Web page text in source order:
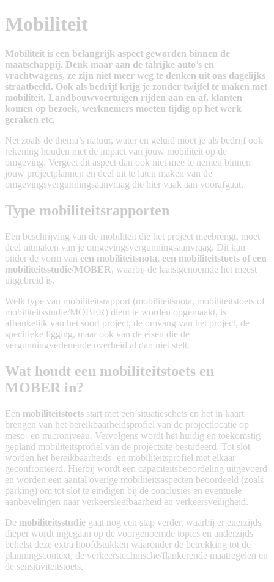
Mobiliteit
Mobiliteit is een belangrijk aspect geworden binnen de
maatschappij. Denk maar aan de talrijke auto’s en
vrachtwagens, ze zijn niet meer weg te denken uit ons dagelijks
straatbeeld. Ook als bedrijf krijg je zonder twijfel te maken met
mobiliteit. Landbouwvoertuigen rijden aan en af, klanten
komen op bezoek, werknemers moeten tijdig op het werk
geraken etc.
Net zoals de thema’s natuur, water en geluid moet je als bedrijf ook
rekening houden met de impact van jouw mobiliteit op de
omgeving. Vergeet dit aspect dan ook niet mee te nemen binnen
jouw projectplannen en deel uit te laten maken van de
omgevingsvergunningsaanvraag die hier vaak aan voorafgaat.
​​Type mobiliteitsrapporten​
Een beschrijving van de mobiliteit die het project meebrengt, moet
deel uitmaken van je omgevingsvergunningsaanvraag. Dit kan
onder de vorm van een mobiliteitsnota, een mobiliteitstoets of een
mobiliteitsstudie/MOBER, waarbij de laatstgenoemde het meest
uitgebreid is.
Welk type van mobiliteitsrapport (mobiliteitsnota, mobiliteitstoets of
mobiliteitsstudie/MOBER) dient te worden opgemaakt, is
afhankelijk van het soort project, de omvang van het project, de
specifieke ligging, maar ook van de eisen die de
vergunningverlenende overheid al dan niet stelt.
​​Wat houdt een mobiliteitstoets en
MOBER in?​
Een mobiliteitstoets start met een situatieschets en het in kaart
brengen van het bereikbaarheidsprofiel van de projectlocatie op
meso- en microniveau. Vervolgens wordt het huidig en toekomstig
gepland mobiliteitsprofiel van de projectsite bestudeerd. Tot slot
worden het bereikbaarheids- en mobiliteitsprofiel met elkaar
geconfronteerd. Hierbij wordt een capaciteitsbeoordeling uitgevoerd
en worden een aantal overige mobiliteitsaspecten beoordeeld (zoals
parking) om tot slot te eindigen bij de conclusies en eventuele
aanbevelingen naar verkeersleefbaarheid en verkeersveiligheid.
De mobiliteitsstudie gaat nog een stap verder, waarbij er enerzijds
dieper wordt ingegaan op de voorgenoemde topics en anderzijds
behelst deze extra hoofdstukken waaronder de betrekking tot de
planningscontext, de verkeerstechnische/flankerende maatregelen en
de sensitiviteitstoets.